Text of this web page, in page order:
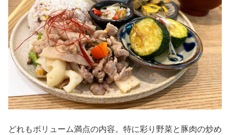
どれもボリューム満点の内容。特に彩り野菜と豚肉の炒め